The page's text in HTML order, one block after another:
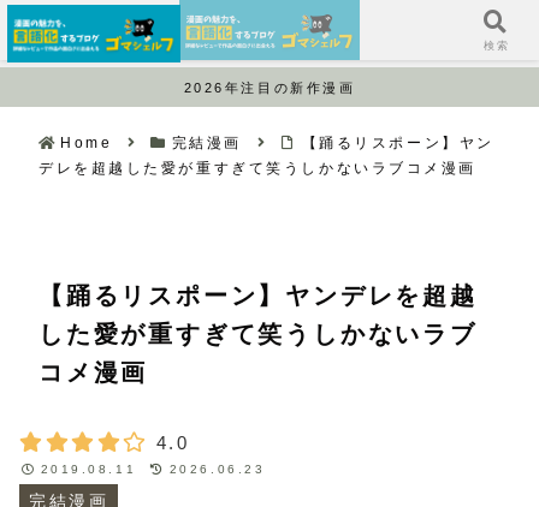
2026年注目の新作漫画
Home 完結漫画
【踊るリスポーン】ヤン
デレを超越した愛が重すぎて笑うしかないラブコメ漫画
【踊るリスポーン】ヤンデレを超越
した愛が重すぎて笑うしかないラブ
コメ漫画
4.0
完結漫画
2019.08.11 2026.06.23
サイドバー 検索